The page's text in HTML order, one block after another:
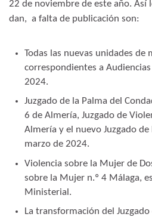
22 de noviembre de este año. Así
dan, a falta de publicación son:
Todas las nuevas unidades de
correspondientes a
2024.
Juzgado de la Palma del
6 de Almería, Juzgado de
Almería y el nuevo Juzgado de
marzo de 2024.
Violencia sobre la Mujer de
sobre la Mujer n.º 4 Málaga,
Ministerial.
La transformación del